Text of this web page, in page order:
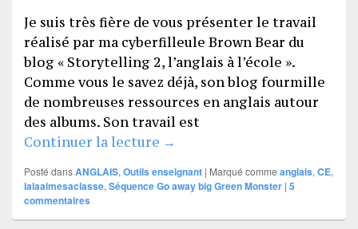
Je suis très fière de vous présenter le travail
réalisé par ma cyberfilleule Brown Bear du
blog « Storytelling 2, l’anglais à l’école ».
Comme vous le savez déjà, son blog fourmille
de nombreuses ressources en anglais autour
des albums. Son travail est
Continuer la lecture Go away big Green Monster
→
Posté dansANGLAIS, Outils enseignant | Marqué comme anglais, CE,
lalaaimesaclasse, Séquence Go away big Green Monster | 5
commentaires